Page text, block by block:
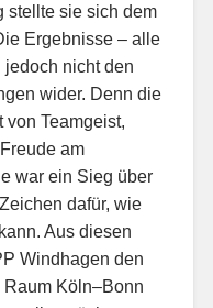
stellte sie sich dem
Ergebnisse – alle
nicht den
wider. Denn die
Teamgeist,
am
war ein Sieg über
dafür, wie
Aus diesen
Windhagen den
Raum Köln–Bonn